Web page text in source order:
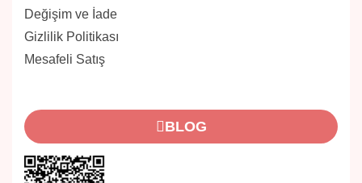
Değişim ve İade
Gizlilik Politikası
Mesafeli Satış
BLOG